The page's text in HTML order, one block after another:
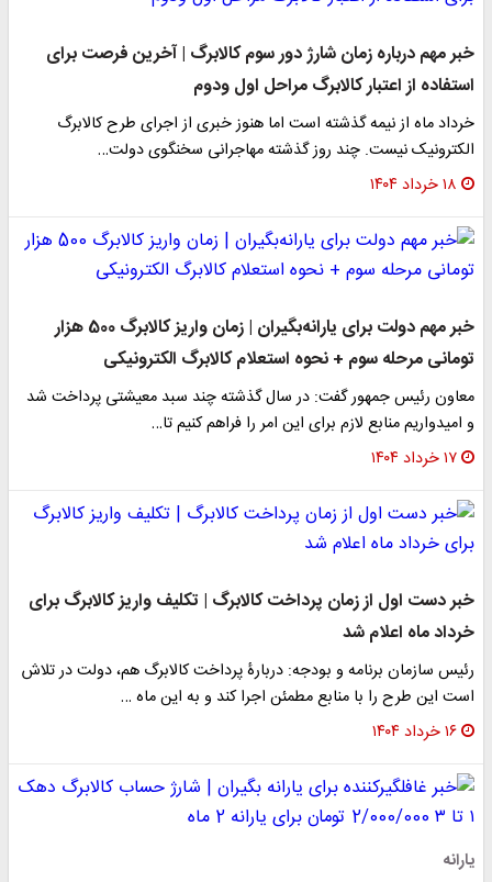
خبر مهم درباره زمان شارژ دور سوم کالابرگ | آخرین فرصت برای
استفاده از اعتبار کالابرگ مراحل اول ودوم
خرداد ماه از نیمه گذشته است اما هنوز خبری از اجرای طرح کالابرگ
الکترونیک نیست. چند روز گذشته مهاجرانی سخنگوی دولت…
۱۸ خرداد ۱۴۰۴
خبر مهم دولت برای یارانه‌بگیران | زمان واریز کالابرگ 500 هزار
تومانی مرحله سوم + نحوه استعلام کالابرگ الکترونیکی
معاون رئیس جمهور گفت: در سال گذشته چند سبد معیشتی پرداخت شد
و امیدواریم منابع لازم برای این امر را فراهم کنیم تا…
۱۷ خرداد ۱۴۰۴
خبر دست اول از زمان پرداخت کالابرگ | تکلیف واریز کالابرگ برای
خرداد ماه اعلام شد
رئیس سازمان برنامه و بودجه: دربارۀ پرداخت کالابرگ هم، دولت در تلاش
است این طرح را با منابع مطمئن اجرا کند و به این ماه …
۱۶ خرداد ۱۴۰۴
یارانه